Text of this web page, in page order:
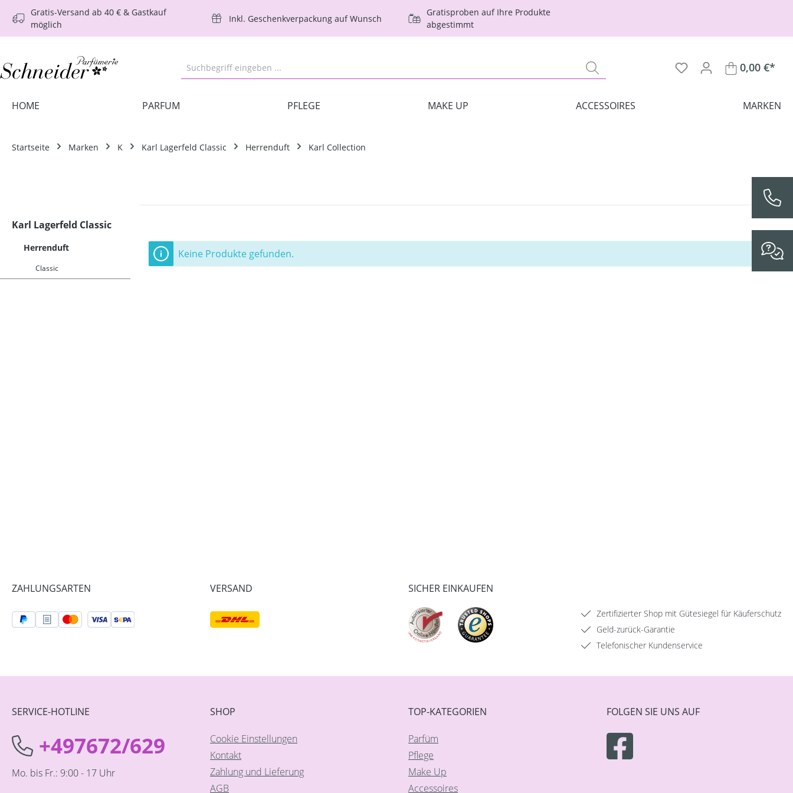
Hauptinhalt springen
Zur Suche springen
Zur Hauptnavigation springen
Gratis-Versand ab 40 € & Gastkauf
möglich
Inkl. Geschenkverpackung auf Wunsch
Gratisproben auf Ihre Produkte
abgestimmt
0,00 €*
HOME PARFUM PFLEGE MAKE UP ACCESSOIRES MARKEN
Startseite Marken K Karl Lagerfeld Classic Herrenduft Karl Collection
Karl Lagerfeld Classic
Herrenduft
Classic
Keine Produkte gefunden.
ZAHLUNGSARTEN VERSAND SICHER EINKAUFEN
Zertifizierter Shop mit Gütesiegel für Käuferschutz
Geld-zurück-Garantie
Telefonischer Kundenservice
SERVICE-HOTLINE
+497672/629
Mo. bis Fr.: 9:00 - 17 Uhr
SHOP
Cookie Einstellungen
Kontakt
Zahlung und Lieferung
AGB
TOP-KATEGORIEN
Parfüm
Pflege
Make Up
Accessoires
FOLGEN SIE UNS AUF